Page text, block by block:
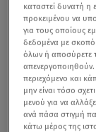
καταστεί δυνατή η
προκειμένου να
για τους οποίους
δεδομένα με
όλων ή αποσύρετε
απενεργοποιηθούν.
περιεχόμενο και
μην είναι τόσο
μενού για να
ανά πάσα στιγμή
κάτω μέρος της